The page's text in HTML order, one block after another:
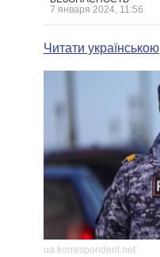
7 января 2024, 11:56
Читати українською
ua.korrespondent.net